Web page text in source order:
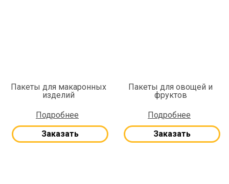
Пакеты для макаронных
изделий
Подробнее
Заказать
Пакеты для овощей и
фруктов
Подробнее
Заказать